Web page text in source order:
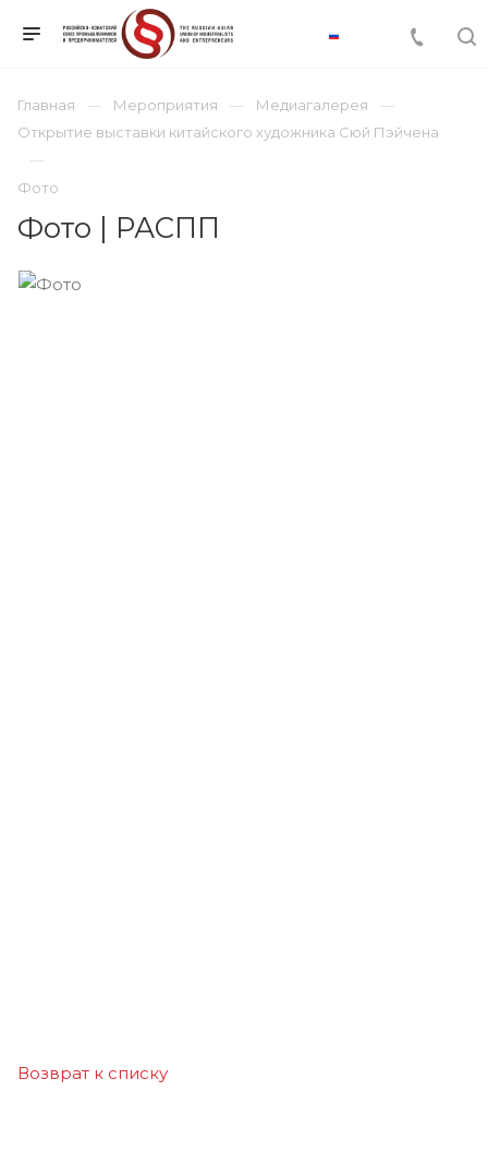
Главная Мероприятия
Медиагалерея
Открытие выставки китайского художника Сюй Пэйчена
Фото
Фото | РАСПП
Возврат к списку